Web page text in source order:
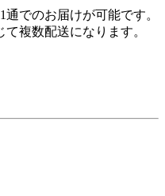
でのお届けが可能です。
複数配送になります。